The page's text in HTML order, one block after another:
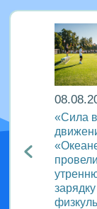
с
«Сила в
провели